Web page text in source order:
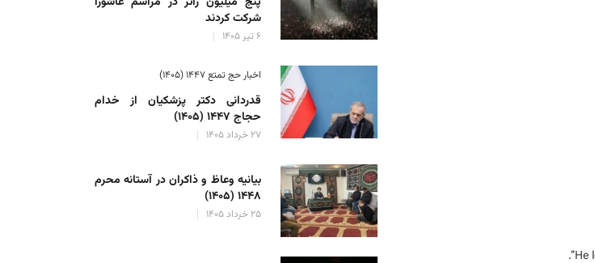
شرکت کردند
۶ تیر ۱۴۰۵
اخبار حج تمتع ۱۴۴۷ (۱۴۰۵)
قدردانی دکتر پزشکیان از خدام
حجاج ۱۴۴۷ (۱۴۰۵)
۲۷ خرداد ۱۴۰۵
بیانیه وعاظ و ذاکران در آستانه محرم
۱۴۴۸ (۱۴۰۵)
۲۵ خرداد ۱۴۰۵